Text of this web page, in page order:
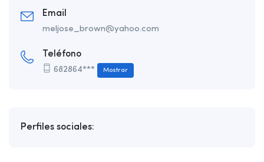
Email
meljose_brown@yahoo.com
Teléfono
682864*** Mostrar
Perfiles sociales: